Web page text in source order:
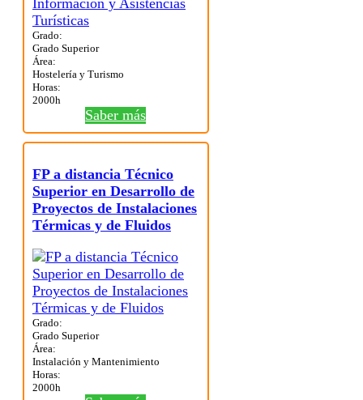
Grado:
Grado Superior
Área:
Hostelería y Turismo
Horas:
2000h
Saber más
FP a distancia Técnico
Superior en Desarrollo de
Proyectos de Instalaciones
Térmicas y de Fluidos
Grado:
Grado Superior
Área:
Instalación y Mantenimiento
Horas:
2000h